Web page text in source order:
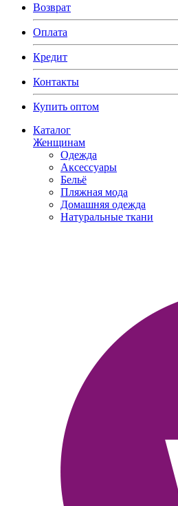
Возврат
Оплата
Кредит
Контакты
Купить оптом
Каталог
Женщинам
Одежда
Аксессуары
Бельё
Пляжная мода
Домашняя одежда
Натуральные ткани